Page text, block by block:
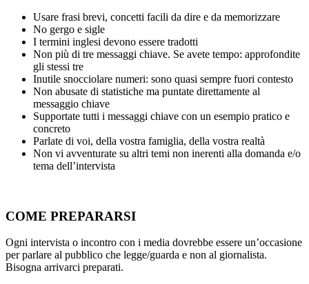
Usare frasi brevi, concetti facili da dire e da memorizzare
No gergo e sigle
I termini inglesi devono essere tradotti
Non più di tre messaggi chiave. Se avete tempo: approfondite
gli stessi tre
Inutile snocciolare numeri: sono quasi sempre fuori contesto
Non abusate di statistiche ma puntate direttamente al
messaggio chiave
Supportate tutti i messaggi chiave con un esempio pratico e
concreto
Parlate di voi, della vostra famiglia, della vostra realtà
Non vi avventurate su altri temi non inerenti alla domanda e/o
tema dell’intervista
COME PREPARARSI
Ogni intervista o incontro con i media dovrebbe essere un’occasione
per parlare al pubblico che legge/guarda e non al giornalista.
Bisogna arrivarci preparati.